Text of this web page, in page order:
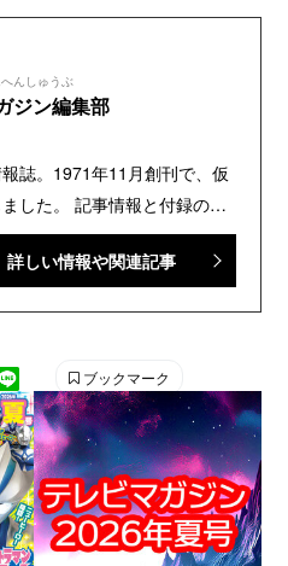
んしゅうぶ
ジン編集部
誌。1971年11月創刊で、仮
した。 記事情報と付録の詳
マガジン 公式動画チャンネ
の幼年・児童・少年・少女向
Twitter）：@tele_maga
詳しい情報や関連記事
ブックマーク